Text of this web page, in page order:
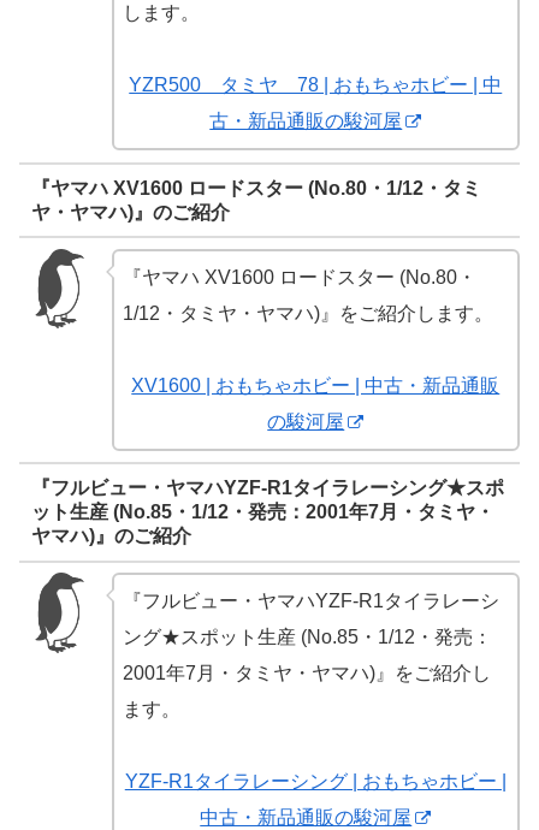
します。
YZR500 タミヤ 78 | おもちゃホビー | 中
古・新品通販の駿河屋
『ヤマハ XV1600 ロードスター (No.80・1/12・タミ
ヤ・ヤマハ)』のご紹介
『ヤマハ XV1600 ロードスター (No.80・
1/12・タミヤ・ヤマハ)』をご紹介します。
XV1600 | おもちゃホビー | 中古・新品通販
の駿河屋
『フルビュー・ヤマハYZF-R1タイラレーシング★スポ
ット生産 (No.85・1/12・発売：2001年7月・タミヤ・
ヤマハ)』のご紹介
『フルビュー・ヤマハYZF-R1タイラレーシ
ング★スポット生産 (No.85・1/12・発売：
2001年7月・タミヤ・ヤマハ)』をご紹介し
ます。
YZF-R1タイラレーシング | おもちゃホビー |
中古・新品通販の駿河屋